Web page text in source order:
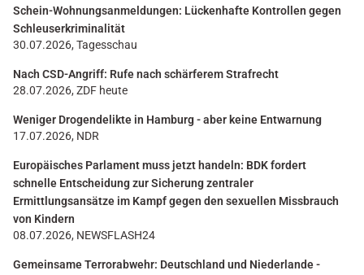
Schein-Wohnungsanmeldungen: Lückenhafte Kontrollen gegen
Schleuserkriminalität
30.07.2026, Tagesschau
Nach CSD-Angriff: Rufe nach schärferem Strafrecht
28.07.2026, ZDF heute
Weniger Drogendelikte in Hamburg - aber keine Entwarnung
17.07.2026, NDR
Europäisches Parlament muss jetzt handeln: BDK fordert
schnelle Entscheidung zur Sicherung zentraler
Ermittlungsansätze im Kampf gegen den sexuellen Missbrauch
von Kindern
08.07.2026, NEWSFLASH24
Gemeinsame Terrorabwehr: Deutschland und Niederlande -